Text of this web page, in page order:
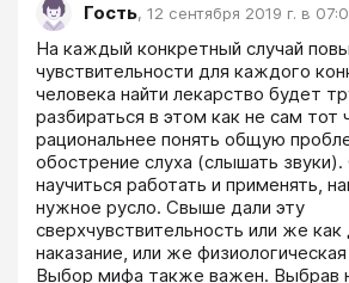
Гость, 12 сентября 2019 г. в
На каждый конкретный случай
чувствительности для каждого
человека найти лекарство будет
разбираться в этом как не сам тот
рациональнее понять общую
обострение слуха (слышать
научиться работать и применять,
нужное русло. Свыше дали эту
сверхчувствительность или же
наказание, или же
Выбор мифа также важен. Выбрав